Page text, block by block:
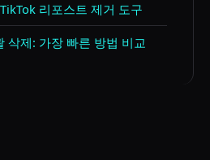
리포스트 제거 도구
삭제: 가장 빠른 방법 비교